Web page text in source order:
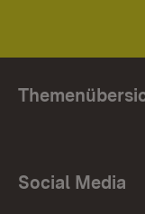
Social Media